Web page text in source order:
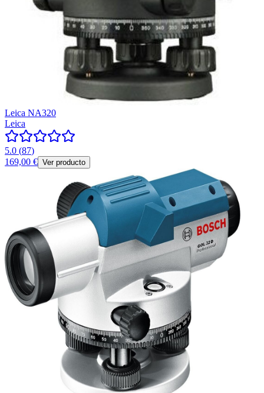
Leica NA320
Leica
5.0 (87)
169,00 € Ver producto